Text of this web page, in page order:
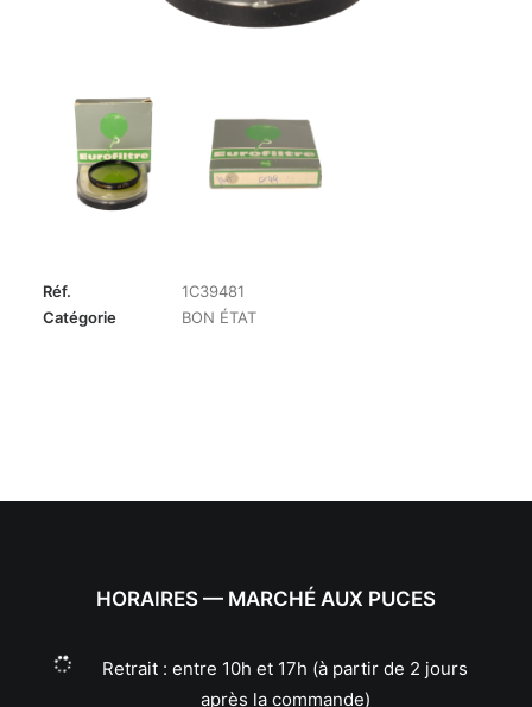
Réf.
1C39481
Catégorie
BON ÉTAT
HORAIRES — MARCHÉ AUX PUCES
Retrait : entre 10h et 17h (à partir de 2 jours
après la commande)